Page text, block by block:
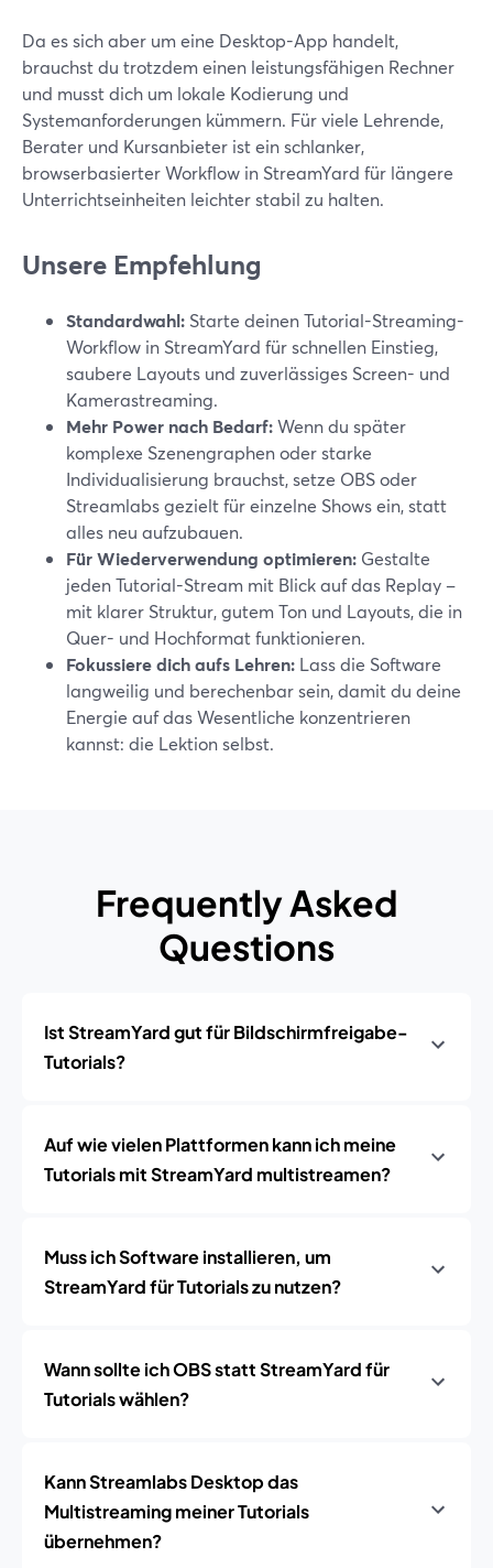
Da es sich aber um eine Desktop-App handelt,
brauchst du trotzdem einen leistungsfähigen Rechner
und musst dich um lokale Kodierung und
Systemanforderungen kümmern. Für viele Lehrende,
Berater und Kursanbieter ist ein schlanker,
browserbasierter Workflow in StreamYard für längere
Unterrichtseinheiten leichter stabil zu halten.
Unsere Empfehlung
Standardwahl: Starte deinen Tutorial-Streaming-
Workflow in StreamYard für schnellen Einstieg,
saubere Layouts und zuverlässiges Screen- und
Kamerastreaming.
Mehr Power nach Bedarf:Wenn du später
komplexe Szenengraphen oder starke
Individualisierung brauchst, setze OBS oder
Streamlabs gezielt für einzelne Shows ein, statt
alles neu aufzubauen.
Für Wiederverwendung optimieren: Gestalte
jeden Tutorial-Stream mit Blick auf das Replay –
mit klarer Struktur, gutem Ton und Layouts, die in
Quer- und Hochformat funktionieren.
Fokussiere dich aufs Lehren: Lass die Software
langweilig und berechenbar sein, damit du deine
Energie auf das Wesentliche konzentrieren
kannst: die Lektion selbst.
Frequently Asked
Questions
Ist StreamYard gut für Bildschirmfreigabe-
Tutorials?
Auf wie vielen Plattformen kann ich meine
Tutorials mit StreamYard multistreamen?
Muss ich Software installieren, um
StreamYard für Tutorials zu nutzen?
Wann sollte ich OBS statt StreamYard für
Tutorials wählen?
Kann Streamlabs Desktop das
Multistreaming meiner Tutorials
übernehmen?